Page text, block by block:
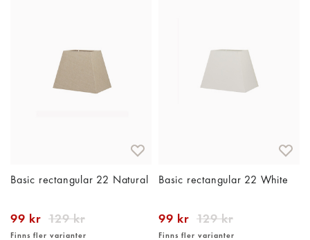
Basic rectangular 22 Natural
99 kr 129 kr
Finns fler varianter
Basic rectangular 22 White
99 kr 129 kr
Finns fler varianter